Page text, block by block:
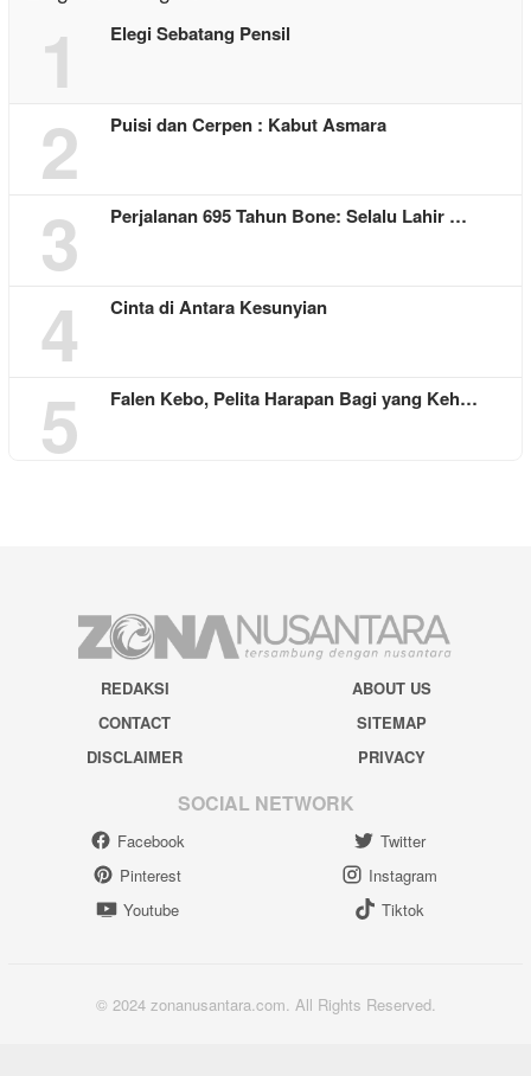
1 Elegi Sebatang Pensil
2 Puisi dan Cerpen : Kabut Asmara
3 Perjalanan 695 Tahun Bone: Selalu Lahir …
4 Cinta di Antara Kesunyian
5 Falen Kebo, Pelita Harapan Bagi yang Keh…
REDAKSI
ABOUT US
CONTACT
SITEMAP
DISCLAIMER
PRIVACY
SOCIAL NETWORK
Facebook
Twitter
Pinterest
Instagram
Youtube
Tiktok
© 2024 zonanusantara.com. All Rights Reserved.